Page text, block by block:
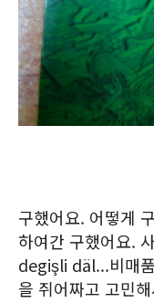
구했어요. 어떻게
하여간 구했어요.
degişli däl...비매
을 쥐어짜고 고민